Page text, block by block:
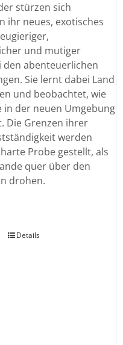
stürzen sich
ihr neues, exotisches
und mutiger
den abenteuerlichen
Sie lernt dabei Land
und beobachtet, wie
in der neuen Umgebung
Die Grenzen ihrer
werden
Probe gestellt, als
quer über den
drohen.
Details